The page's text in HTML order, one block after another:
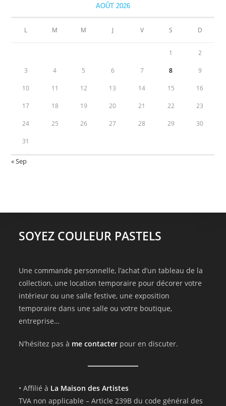
AOÛT 2026
L M M J V S D
1 2
3 4 5 6 7 8 9
10 11 12 13 14 15 16
17 18 19 20 21 22 23
24 25 26 27 28 29 30
31
« Sep
SOYEZ COULEUR PASTELS
Une commande personnelle, l’achat d’un tableau de la
collection, une location temporaire pour décorer votre
intérieur ou une salle festive, une exposition
temporaire dans une salle ou votre boutique,
entreprise…
N’hésitez pas à me contacter pour en discuter.
• Affilié à La Maison des Artistes
TVA non applicable – Article 239B du code général des